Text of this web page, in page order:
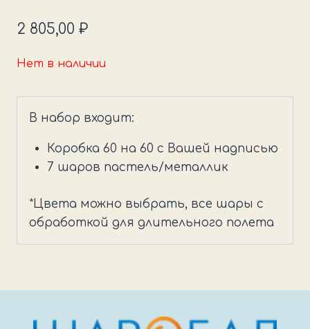
2 805,00 ₽
Нет в наличии
В набор входит:
Коробка 60 на 60 с Вашей надписью
7 шаров пастель/металлик
*Цвета можно выбрать, все шары с
обработкой для длительного полета